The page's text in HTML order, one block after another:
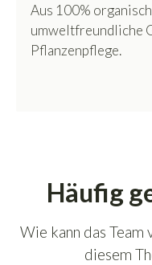
Aus 100%
umweltfreundliche
Pflanzenpflege.
Häufig
Wie kann das
diesem